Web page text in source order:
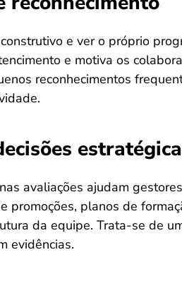
e ver o próprio
e motiva os
reconhecimentos
avaliações ajudam
promoções, planos de
da equipe. Trata-se de
evidências.